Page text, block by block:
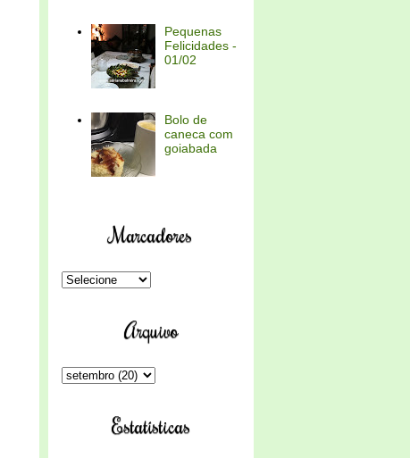
Pequenas
Felicidades -
01/02
Bolo de
caneca com
goiabada
Marcadores
Arquivo
Estatísticas